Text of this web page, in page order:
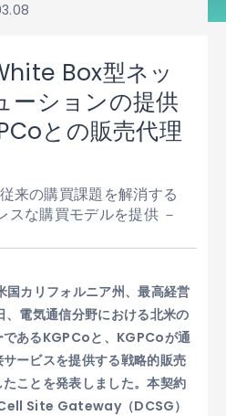
Box型ネッ
ーションの提供
との販売代理
来の購買課題を解消する
な購買モデルを提供 －
国カリフォルニア州、最高経営
電気通信分野における北米の
であるKGPCoと、KGPCoが通
ービスを提供する戦略的販売
ことを発表しました。本契約
Site Gateway（DCSG）